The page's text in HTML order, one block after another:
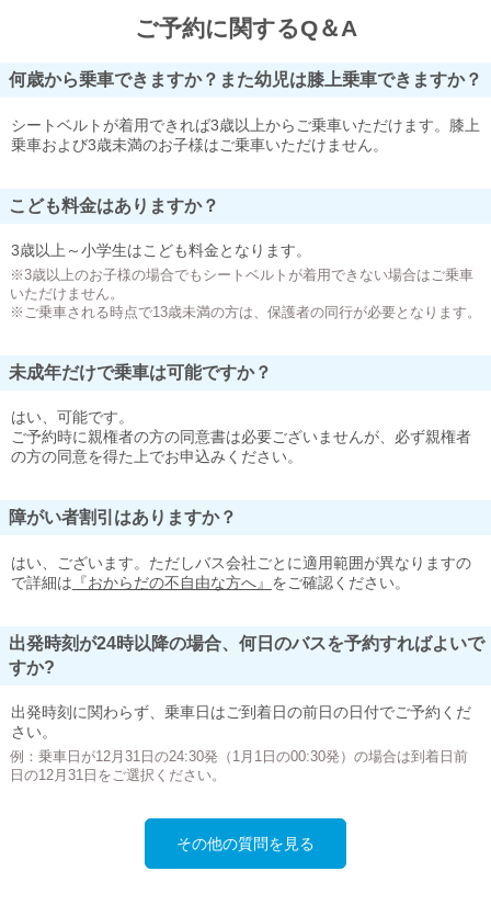
ご予約に関するQ＆A
何歳から乗車できますか？また幼児は膝上乗車できますか？
シートベルトが着用できれば3歳以上からご乗車いただけます。膝上
乗車および3歳未満のお子様はご乗車いただけません。
こども料金はありますか？
3歳以上～小学生はこども料金となります。
※3歳以上のお子様の場合でもシートベルトが着用できない場合はご乗車
いただけません。
※ご乗車される時点で13歳未満の方は、保護者の同行が必要となります。
未成年だけで乗車は可能ですか？
はい、可能です。
ご予約時に親権者の方の同意書は必要ございませんが、必ず親権者
の方の同意を得た上でお申込みください。
障がい者割引はありますか？
はい、ございます。ただしバス会社ごとに適用範囲が異なりますの
で詳細は 『おからだの不自由な方へ』 をご確認ください。
出発時刻が24時以降の場合、何日のバスを予約すればよいで
すか?
出発時刻に関わらず、乗車日はご到着日の前日の日付でご予約くだ
さい。
例：乗車日が12月31日の24:30発（1月1日の00:30発）の場合は到着日前
日の12月31日をご選択ください。
その他の質問を見る